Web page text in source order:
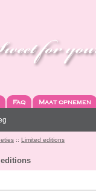
Faq Maat opnemen
:: Limited editions